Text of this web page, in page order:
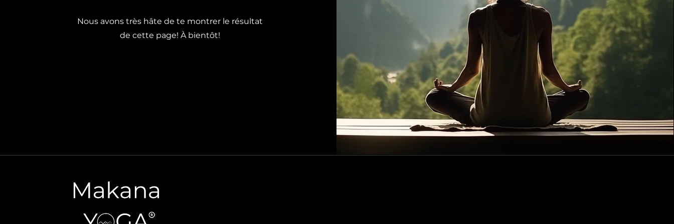
Nous avons très hâte de te montrer le résultat
de cette page! À bientôt!